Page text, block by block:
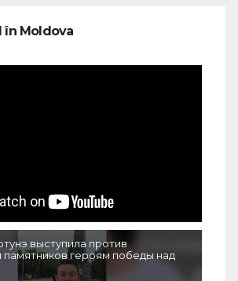
în Moldova
выступила против
памятников героям победы над